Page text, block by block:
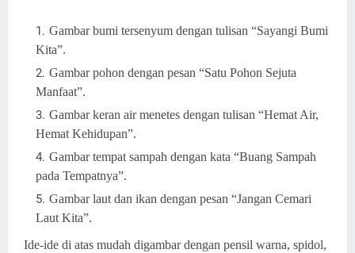
Gambar bumi tersenyum dengan tulisan “Sayangi Bumi
Kita”.
Gambar pohon dengan pesan “Satu Pohon Sejuta
Manfaat”.
Gambar keran air menetes dengan tulisan “Hemat Air,
Hemat Kehidupan”.
Gambar tempat sampah dengan kata “Buang Sampah
pada Tempatnya”.
Gambar laut dan ikan dengan pesan “Jangan Cemari
Laut Kita”.
Ide-ide di atas mudah digambar dengan pensil warna, spidol,